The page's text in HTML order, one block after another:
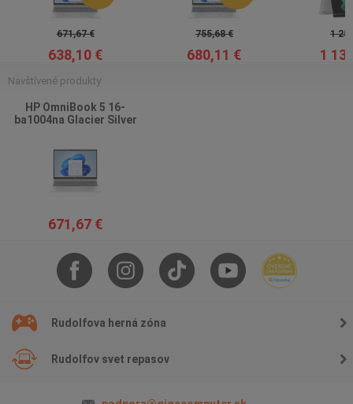
671,67 €
638,10 €
755,68 €
680,11 €
1
1
Navštívené produkty
HP OmniBook 5 16-
ba1004na Glacier Silver
671,67 €
Rudolfova herná zóna
Rudolfov svet repasov